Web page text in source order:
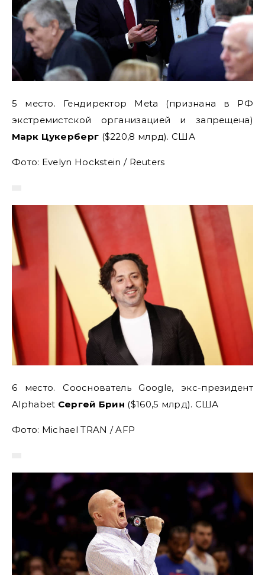
5 место. Гендиректор Meta (признана в РФ
экстремистской организацией и запрещена)
Марк Цукерберг ($220,8 млрд). США
Фото: Evelyn Hockstein / Reuters
6 место. Сооснователь Google, экс-президент
Alphabet Сергей Брин ($160,5 млрд). США
Фото: Michael TRAN / AFP